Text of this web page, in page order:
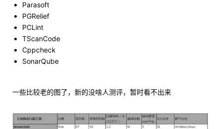
Parasoft
PGRelief
PCLint
TScanCode
Cppcheck
SonarQube
一些比较老的图了，新的没啥人测评，暂时看不出来